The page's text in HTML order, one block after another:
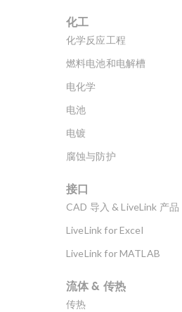
化工
化学反应工程
燃料电池和电解槽
电化学
电池
电镀
腐蚀与防护
接口
CAD 导入 & LiveLink 产品
LiveLink for Excel
LiveLink for MATLAB
流体 & 传热
传热